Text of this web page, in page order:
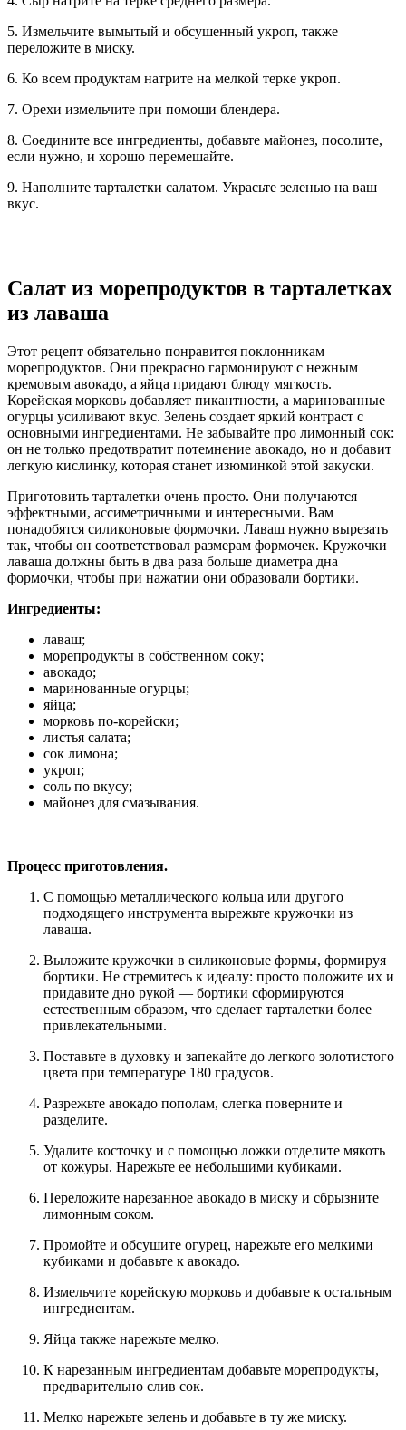
5. Измельчите вымытый и обсушенный укроп, также
переложите в миску.
6. Ко всем продуктам натрите на мелкой терке укроп.
7. Орехи измельчите при помощи блендера.
8. Соедините все ингредиенты, добавьте майонез, посолите,
если нужно, и хорошо перемешайте.
9. Наполните тарталетки салатом. Украсьте зеленью на ваш
вкус.
Салат из морепродуктов в тарталетках
из лаваша
Этот рецепт обязательно понравится поклонникам
морепродуктов. Они прекрасно гармонируют с нежным
кремовым авокадо, а яйца придают блюду мягкость.
Корейская морковь добавляет пикантности, а маринованные
огурцы усиливают вкус. Зелень создает яркий контраст с
основными ингредиентами. Не забывайте про лимонный сок:
он не только предотвратит потемнение авокадо, но и добавит
легкую кислинку, которая станет изюминкой этой закуски.
Приготовить тарталетки очень просто. Они получаются
эффектными, ассиметричными и интересными. Вам
понадобятся силиконовые формочки. Лаваш нужно вырезать
так, чтобы он соответствовал размерам формочек. Кружочки
лаваша должны быть в два раза больше диаметра дна
формочки, чтобы при нажатии они образовали бортики.
Ингредиенты:
лаваш;
морепродукты в собственном соку;
авокадо;
маринованные огурцы;
яйца;
морковь по-корейски;
листья салата;
сок лимона;
укроп;
соль по вкусу;
майонез для смазывания.
Процесс приготовления.
С помощью металлического кольца или другого
подходящего инструмента вырежьте кружочки из
лаваша.
Выложите кружочки в силиконовые формы, формируя
бортики. Не стремитесь к идеалу: просто положите их и
придавите дно рукой — бортики сформируются
естественным образом, что сделает тарталетки более
привлекательными.
Поставьте в духовку и запекайте до легкого золотистого
цвета при температуре 180 градусов.
Разрежьте авокадо пополам, слегка поверните и
разделите.
Удалите косточку и с помощью ложки отделите мякоть
от кожуры. Нарежьте ее небольшими кубиками.
Переложите нарезанное авокадо в миску и сбрызните
лимонным соком.
Промойте и обсушите огурец, нарежьте его мелкими
кубиками и добавьте к авокадо.
Измельчите корейскую морковь и добавьте к остальным
ингредиентам.
Яйца также нарежьте мелко.
К нарезанным ингредиентам добавьте морепродукты,
предварительно слив сок.
Мелко нарежьте зелень и добавьте в ту же миску.